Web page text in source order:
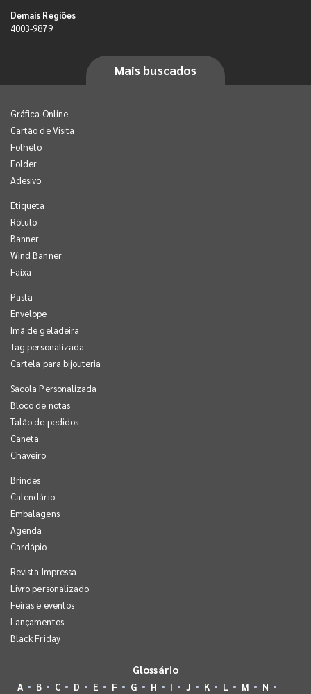
Demais Regiões
4003-9879
Mais buscados
Gráfica Online
Cartão de Visita
Folheto
Folder
Adesivo
Etiqueta
Rótulo
Banner
Wind Banner
Faixa
Pasta
Envelope
Imã de geladeira
Tag personalizada
Cartela para bijouteria
Sacola Personalizada
Bloco de notas
Talão de pedidos
Caneta
Chaveiro
Brindes
Calendário
Embalagens
Agenda
Cardápio
Revista Impressa
Livro personalizado
Feiras e eventos
Lançamentos
Black Friday
Glossário
A B C D E F G H I J K L M N